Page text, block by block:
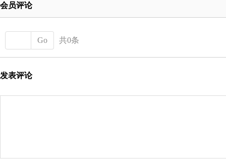
会员评论
Go 共0条
发表评论